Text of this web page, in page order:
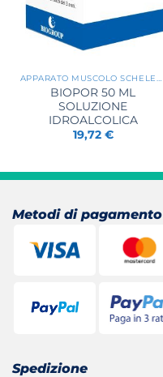
APPARATO MUSCOLO SCHELETRICO
BIOPOR 50 ML
SOLUZIONE
IDROALCOLICA
19,72 €
Metodi di pagamento
Spedizione